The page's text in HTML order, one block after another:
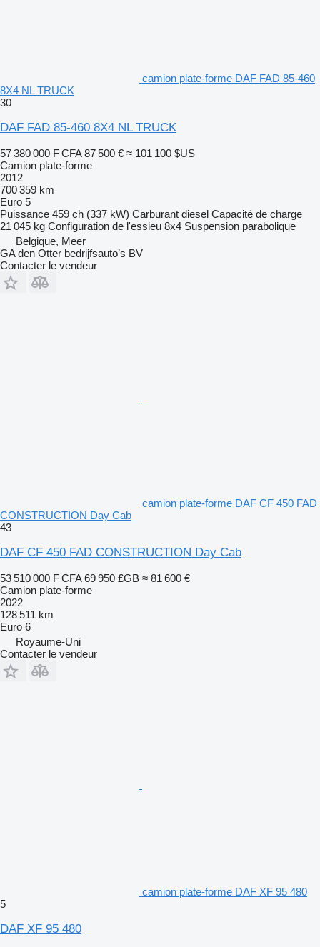
camion plate-forme DAF FAD 85-460
8X4 NL TRUCK
30
DAF FAD 85-460 8X4 NL TRUCK
57 380 000 F CFA 87 500 € ≈ 101 100 $US
Camion plate-forme
2012
700 359 km
Euro 5
Puissance 459 ch (337 kW) Carburant diesel Capacité de charge
21 045 kg Configuration de l'essieu 8x4 Suspension parabolique
Belgique, Meer
GA den Otter bedrijfsauto’s BV
Contacter le vendeur
camion plate-forme DAF CF 450 FAD
CONSTRUCTION Day Cab
43
DAF CF 450 FAD CONSTRUCTION Day Cab
53 510 000 F CFA 69 950 £GB ≈ 81 600 €
Camion plate-forme
2022
128 511 km
Euro 6
Royaume-Uni
Contacter le vendeur
camion plate-forme DAF XF 95 480
5
DAF XF 95 480